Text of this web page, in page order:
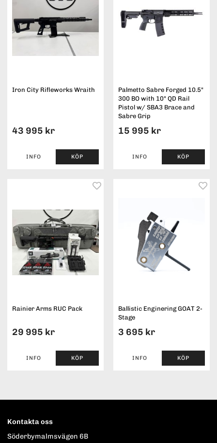
Iron City Rifleworks Wraith
43 995 kr
INFO KÖP
Palmetto Sabre Forged 10.5"
300 BO with 10" QD Rail
Pistol w/ SBA3 Brace and
Sabre Grip
15 995 kr
INFO KÖP
Rainier Arms RUC Pack
29 995 kr
INFO KÖP
Ballistic Enginering GOAT 2-
Stage
3 695 kr
INFO KÖP
Kontakta oss
Söderbymalmsvägen 6B